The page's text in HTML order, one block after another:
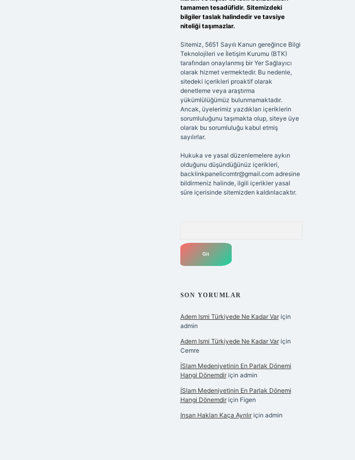
tamamen tesadüfidir. Sitemizdeki
bilgiler taslak halindedir ve tavsiye
niteliği taşımazlar.
Sitemiz, 5651 Sayılı Kanun gereğince Bilgi
Teknolojileri ve İletişim Kurumu (BTK)
tarafından onaylanmış bir Yer Sağlayıcı
olarak hizmet vermektedir. Bu nedenle,
sitedeki içerikleri proaktif olarak
denetleme veya araştırma
yükümlülüğümüz bulunmamaktadır.
Ancak, üyelerimiz yazdıkları içeriklerin
sorumluluğunu taşımakta olup, siteye üye
olarak bu sorumluluğu kabul etmiş
sayılırlar.
Hukuka ve yasal düzenlemelere aykırı
olduğunu düşündüğünüz içerikleri,
backlinkpanelicomtr@gmail.comadresine
bildirmeniz halinde, ilgili içerikler yasal
süre içerisinde sitemizden kaldırılacaktır.
SON YORUMLAR
Adem Ismi Türkiyede Ne Kadar Variçin
admin
Adem Ismi Türkiyede Ne Kadar Variçin
Cemre
İSlam Medeniyetinin En Parlak Dönemi
Hangi Dönemdiriçin admin
İSlam Medeniyetinin En Parlak Dönemi
Hangi Dönemdiriçin Figen
Insan Hakları Kaça Ayrılıriçin admin